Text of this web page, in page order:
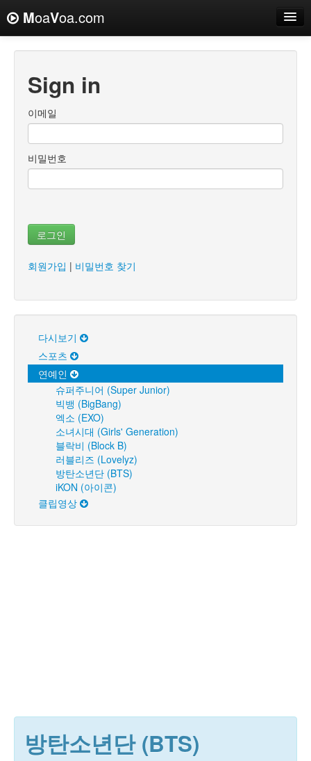
MoaVoa.com
Sign in
이메일
비밀번호
로그인
회원가입 | 비밀번호 찾기
다시보기
스포츠
연예인
슈퍼주니어 (Super Junior)
빅뱅 (BigBang)
엑소 (EXO)
소녀시대 (Girls' Generation)
블락비 (Block B)
러블리즈 (Lovelyz)
방탄소년단 (BTS)
iKON (아이콘)
클립영상
방탄소년단 (BTS)